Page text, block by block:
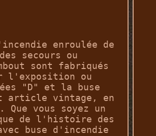
enroulée de
secours ou
sont fabriqués
l'exposition ou
"D" et la buse
article vintage, en
vous soyez un
de l'histoire des
buse d'incendie